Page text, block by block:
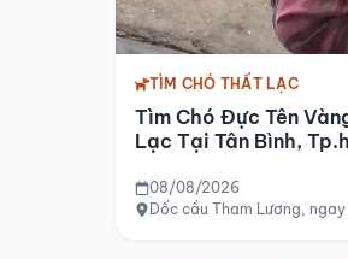
TÌM CHÓ THẤT LẠC
Tìm Chó Đực Tên
Lạc Tại Tân Bình,
08/08/2026
Dốc cầu Tham Lương,